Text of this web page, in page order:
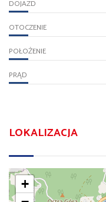
DOJAZD
OTOCZENIE
POŁOŻENIE
PRĄD
LOKALIZACJA
+